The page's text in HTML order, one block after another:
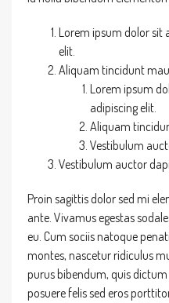
Lorem ipsum dolor sit
elit.
Aliquam tincidunt
Lorem ipsum
adipiscing elit.
Aliquam
Vestibulum
Vestibulum auctor
Proin sagittis dolor sed mi
ante. Vivamus egestas
eu. Cum sociis natoque
montes, nascetur ridiculus
purus bibendum, quis
posuere felis sed eros